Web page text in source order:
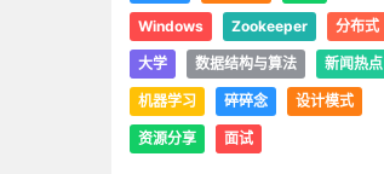
Windows Zookeeper 分布式
大学 数据结构与算法 新闻热点
机器学习 碎碎念 设计模式
资源分享 面试